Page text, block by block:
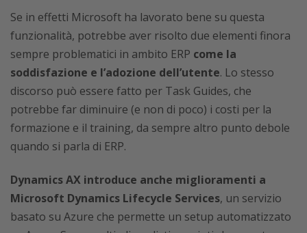
Se in effetti Microsoft ha lavorato bene su questa
funzionalità, potrebbe aver risolto due elementi finora
sempre problematici in ambito ERP come la
soddisfazione e l’adozione dell’utente. Lo stesso
discorso può essere fatto per Task Guides, che
potrebbe far diminuire (e non di poco) i costi per la
formazione e il training, da sempre altro punto debole
quando si parla di ERP.
Dynamics AX introduce anche miglioramenti a
Microsoft Dynamics Lifecycle Services, un servizio
basato su Azure che permette un setup automatizzato